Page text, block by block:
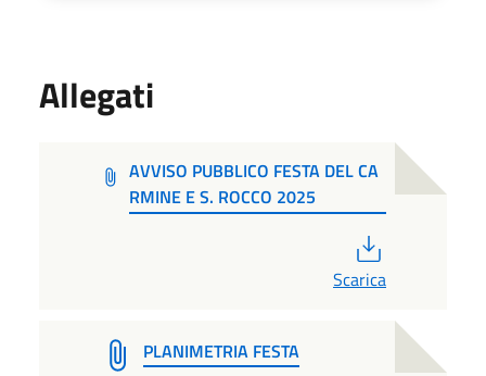
Allegati
AVVISO PUBBLICO FESTA DEL CA
RMINE E S. ROCCO 2025
Scarica
PLANIMETRIA FESTA